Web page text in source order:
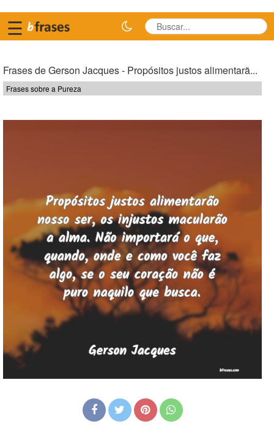
☰
Frases de Gerson Jacques - Propósitos justos alimentarã...
Frases sobre a Pureza